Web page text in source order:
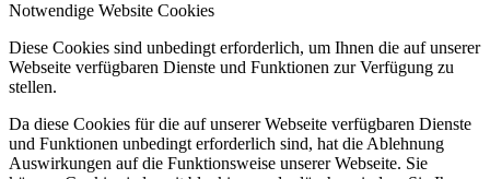
Notwendige Website Cookies
Diese Cookies sind unbedingt erforderlich, um Ihnen die auf unserer
Webseite verfügbaren Dienste und Funktionen zur Verfügung zu
stellen.
Da diese Cookies für die auf unserer Webseite verfügbaren Dienste
und Funktionen unbedingt erforderlich sind, hat die Ablehnung
Auswirkungen auf die Funktionsweise unserer Webseite. Sie